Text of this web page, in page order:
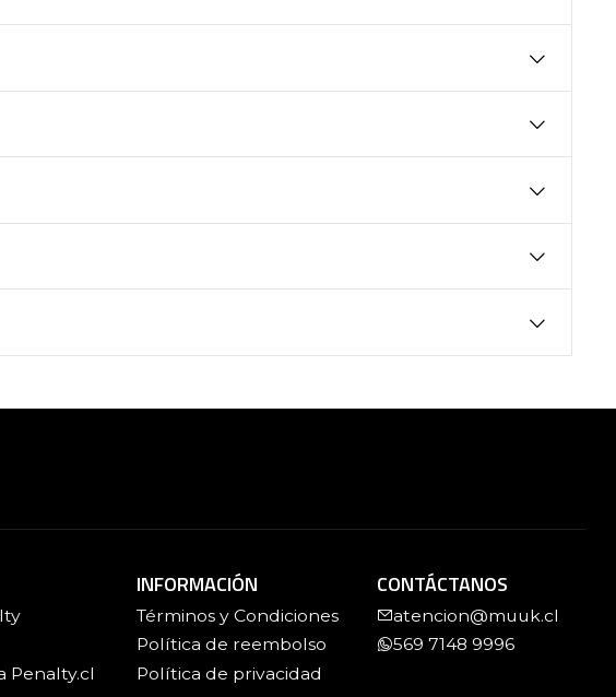
Penalty.cl
INFORMACIÓN
Términos y Condiciones
Política de reembolso
Política de privacidad
CONTÁCTANOS
atencion@muuk.cl
569 7148 9996